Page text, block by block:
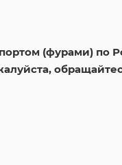
(фурами) по